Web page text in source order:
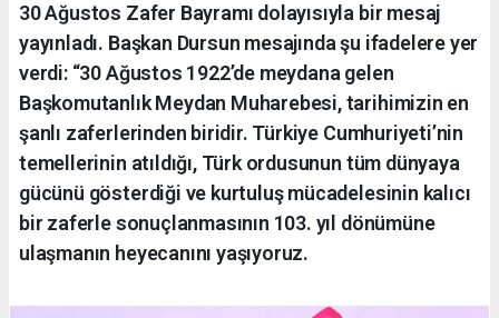
30 Ağustos Zafer Bayramı dolayısıyla bir mesaj
yayınladı. Başkan Dursun mesajında şu ifadelere yer
verdi: “30 Ağustos 1922’de meydana gelen
Başkomutanlık Meydan Muharebesi, tarihimizin en
şanlı zaferlerinden biridir. Türkiye Cumhuriyeti’nin
temellerinin atıldığı, Türk ordusunun tüm dünyaya
gücünü gösterdiği ve kurtuluş mücadelesinin kalıcı
bir zaferle sonuçlanmasının 103. yıl dönümüne
ulaşmanın heyecanını yaşıyoruz.